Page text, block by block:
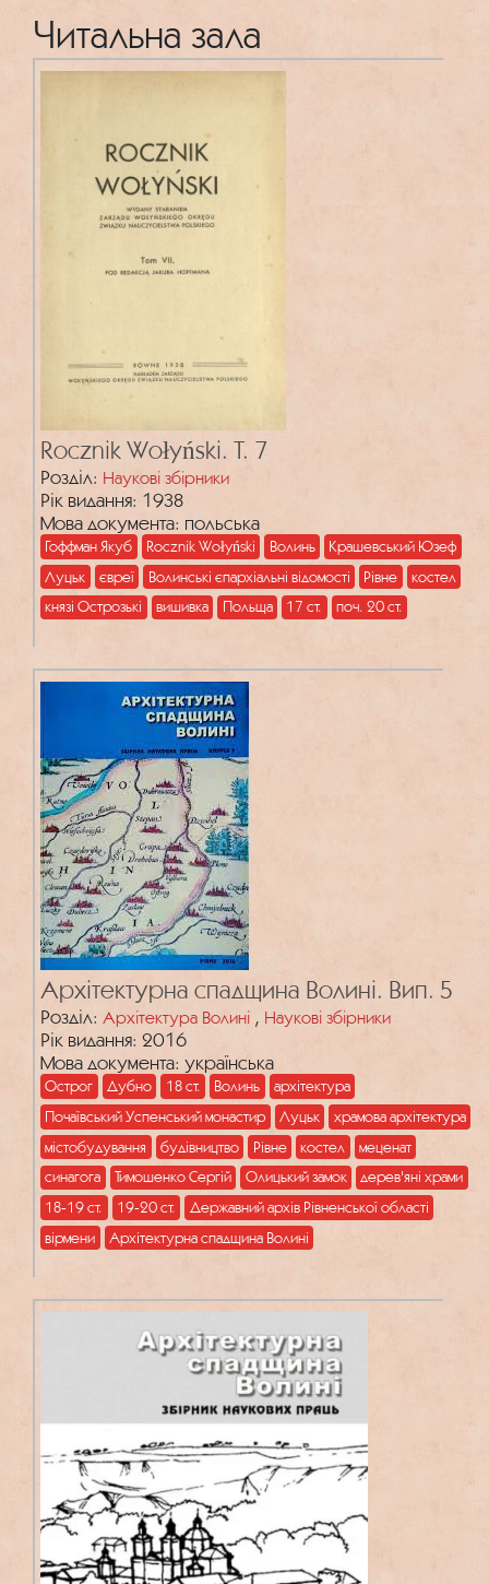
Читальна зала
Rocznik Wołyński. Т. 7
Розділ: Наукові збірники
Рік видання: 1938
Мова документа: польська
Гоффман Якуб Rocznik Wołyński Волинь
Крашевський Юзеф
Луцьк
євреї Волинські єпархіальні відомості Рівне
костел
князі Острозькі
вишивка Польща 17 ст. поч. 20 ст.
Архітектурна спадщина Волині. Вип. 5
Розділ: Архітектура Волині , Наукові збірники
Рік видання: 2016
Мова документа: українська
Острог Дубно 18 ст. Волинь
архітектура
Почаївський Успенський монастир
Луцьк
храмова архітектура
містобудування
будівництво Рівне костел
меценат
синагога
Тимошенко Сергій Олицький замок
дерев'яні храми
18-19 ст.
19-20 ст.
Державний архів Рівненської області
вірмени
Архітектурна спадщина Волині